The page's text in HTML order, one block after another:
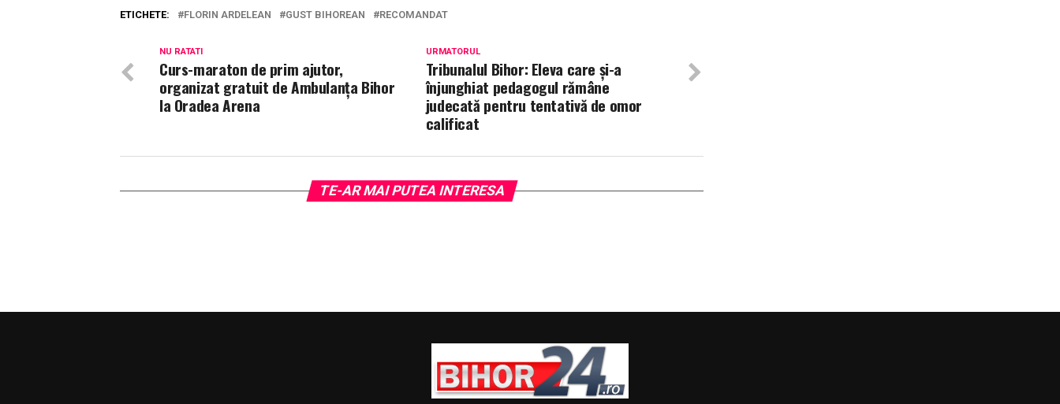
ETICHETE: FLORIN ARDELEAN GUST BIHOREAN RECOMANDAT
URMATORUL
Tribunalul Bihor: Eleva care şi-a
înjunghiat pedagogul rămâne
judecată pentru tentativă de omor
calificat
NU RATATI
Curs-maraton de prim ajutor,
organizat gratuit de Ambulanța Bihor
la Oradea Arena
TE-AR MAI PUTEA INTERESA